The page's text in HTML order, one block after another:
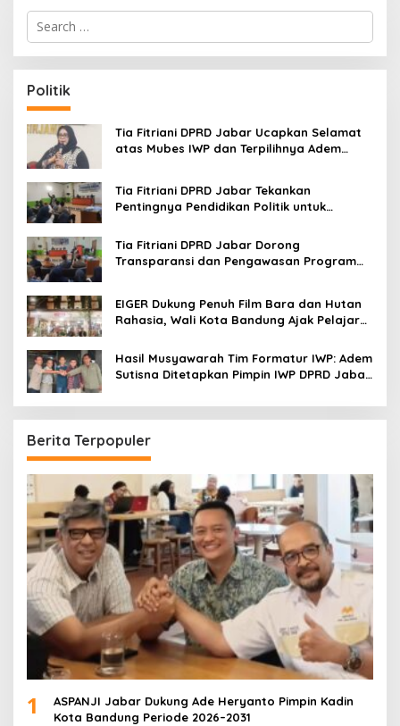
S
r
c
h
f
o
:
Politik
Tia Fitriani DPRD Jabar Ucapkan Selamat
atas Mubes IWP dan Terpilihnya Adem
Tia Fitriani DPRD Jabar Tekankan
Pentingnya Pendidikan Politik untuk
Bandung
Tia Fitriani DPRD Jabar Dorong
Transparansi dan Pengawasan Program
EIGER Dukung Penuh Film Bara dan Hutan
Rahasia, Wali Kota Bandung Ajak Pelajar
Hasil Musyawarah Tim Formatur IWP: Adem
Sutisna Ditetapkan Pimpin IWP DPRD Jabar
Berita Terpopuler
1
ASPANJI Jabar Dukung Ade Heryanto Pimpin Kadin
Kota Bandung Periode 2026–2031